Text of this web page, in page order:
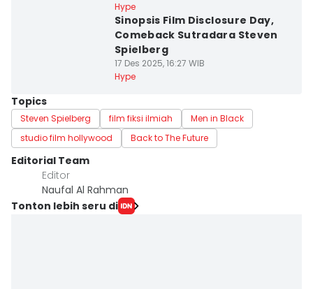
Hype
Sinopsis Film Disclosure Day,
Comeback Sutradara Steven
Spielberg
17 Des 2025, 16:27 WIB
Hype
Topics
Steven Spielberg film fiksi ilmiah
Men in Black
studio film hollywood
Back to The Future
Editorial Team
Editor
Naufal Al Rahman
Tonton lebih seru di